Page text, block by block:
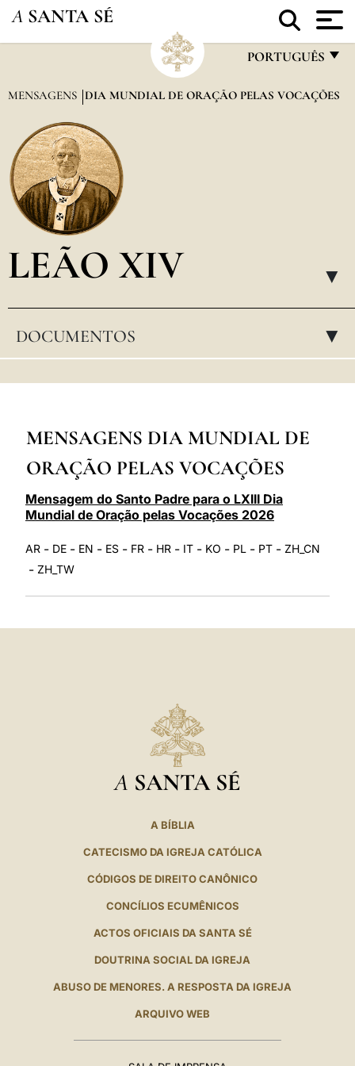
A SANTA SÉ
PORTUGUÊS
FRANÇAIS
العربيّة
MENSAGENS DIA MUNDIAL DE ORAÇÃO PELAS VOCAÇÕES
LEÃO XIV ▸
DOCUMENTOS ▸
MENSAGENS DIA MUNDIAL DE
ORAÇÃO PELAS VOCAÇÕES
Mensagem do Santo Padre para o LXIII Dia
Mundial de Oração pelas Vocações 2026
AR - DE - EN - ES - FR - HR - IT - KO - PL - PT - ZH_CN
- ZH_TW
A SANTA SÉ
A BÍBLIA
CATECISMO DA IGREJA CATÓLICA
CÓDIGOS DE DIREITO CANÔNICO
CONCÍLIOS ECUMÊNICOS
ACTOS OFICIAIS DA SANTA SÉ
DOUTRINA SOCIAL DA IGREJA
ABUSO DE MENORES. A RESPOSTA DA IGREJA
ARQUIVO WEB